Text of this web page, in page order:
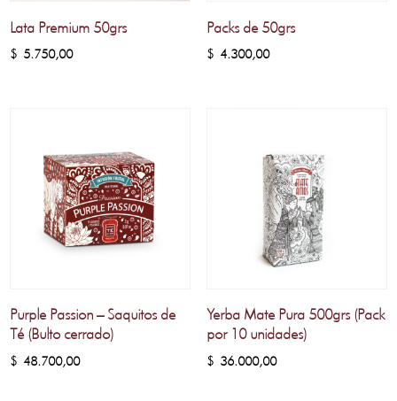
Lata Premium 50grs
$ 5.750,00
Packs de 50grs
$4.300,00
Purple Passion – Saquitos de
Té (Bulto cerrado)
$ 48.700,00
Yerba Mate Pura 500grs (Pack
por 10 unidades)
$36.000,00